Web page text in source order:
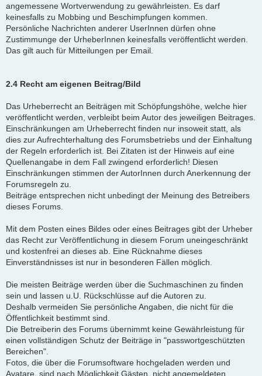
angemessene Wortverwendung zu gewährleisten. Es darf
keinesfalls zu Mobbing und Beschimpfungen kommen.
Persönliche Nachrichten anderer UserInnen dürfen ohne
Zustimmunge der UrheberInnen keinesfalls veröffentlicht werden.
Das gilt auch für Mitteilungen per Email.
2.4 Recht am eigenen Beitrag/Bild
Das Urheberrecht an Beiträgen mit Schöpfungshöhe, welche hier
veröffentlicht werden, verbleibt beim Autor des jeweiligen Beitrages.
Einschränkungen am Urheberrecht finden nur insoweit statt, als
dies zur Aufrechterhaltung des Forumsbetriebs und der Einhaltung
der Regeln erforderlich ist. Bei Zitaten ist der Hinweis auf eine
Quellenangabe in dem Fall zwingend erforderlich! Diesen
Einschränkungen stimmen der AutorInnen durch Anerkennung der
Forumsregeln zu.
Beiträge entsprechen nicht unbedingt der Meinung des Betreibers
dieses Forums.
Mit dem Posten eines Bildes oder eines Beitrages gibt der Urheber
das Recht zur Veröffentlichung in diesem Forum uneingeschränkt
und kostenfrei an dieses ab. Eine Rücknahme dieses
Einverständnisses ist nur in besonderen Fällen möglich.
Die meisten Beiträge werden über die Suchmaschinen zu finden
sein und lassen u.U. Rückschlüsse auf die Autoren zu.
Deshalb vermeiden Sie persönliche Angaben, die nicht für die
Öffentlichkeit bestimmt sind.
Die Betreiberin des Forums übernimmt keine Gewährleistung für
einen vollständigen Schutz der Beiträge in "passwortgeschützten
Bereichen".
Fotos, die über die Forumsoftware hochgeladen werden und
Avatare, sind nach Möglichkeit Gästen, nicht angemeldeten